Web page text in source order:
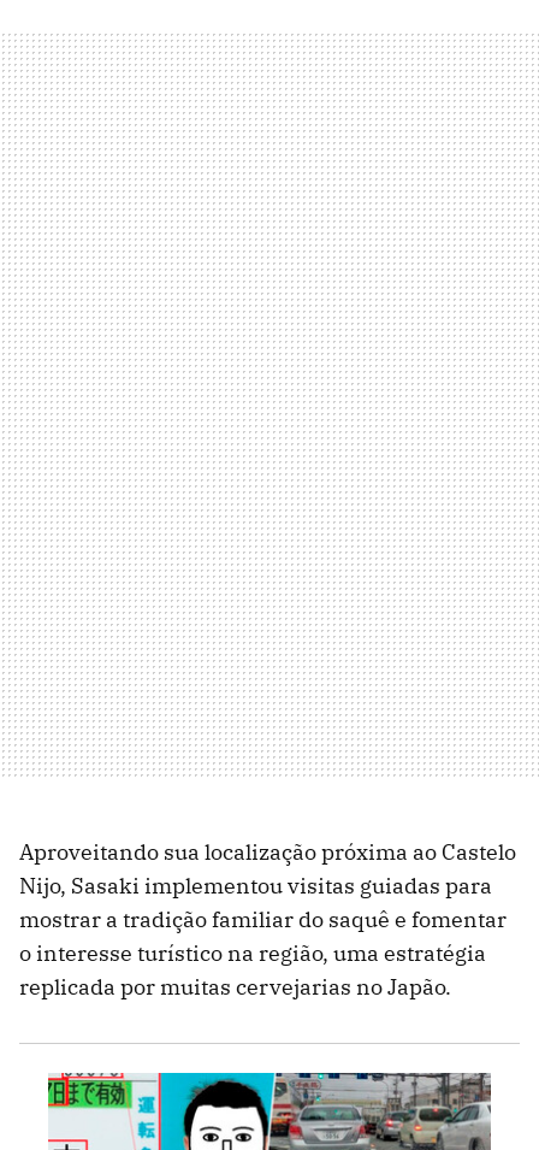
Aproveitando sua localização próxima ao Castelo
Nijo, Sasaki implementou visitas guiadas para
mostrar a tradição familiar do saquê e fomentar
o interesse turístico na região, uma estratégia
replicada por muitas cervejarias no Japão.